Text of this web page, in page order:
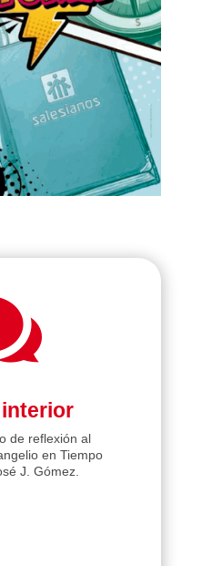
de reflexión al
en Tiempo
J. Gómez.